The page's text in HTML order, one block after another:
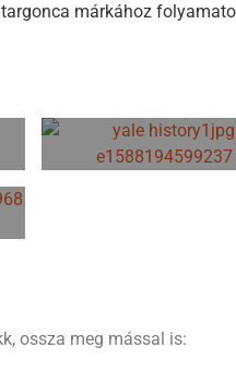
márkához
ossza meg mással is: